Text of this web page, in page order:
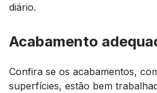
diário.
Acabamento
Confira se os acabamentos,
superfícies, estão bem